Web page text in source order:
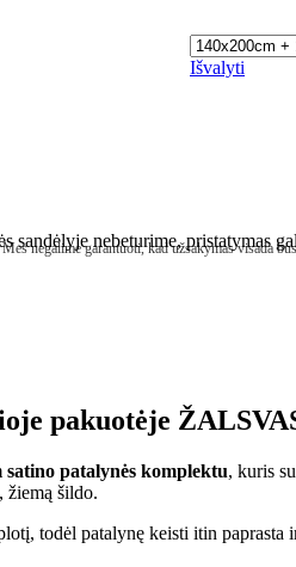
Išvalyti
sandėlyje nebeturime, pristatymas
negalime garantuoti, kad užsakymas visada
pakuotėje
satino patalynės komplektu, kuris
žiemą šildo.
todėl patalynę keisti itin